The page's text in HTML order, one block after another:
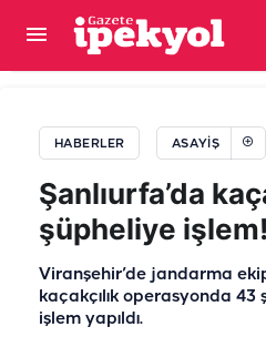
HABERLER ASAYIŞ
Şanlıurfa’da
şüpheliye
Viranşehir’de jandarma
kaçakçılık operasyonda 43
işlem yapıldı.
"Şanlı topraklarda zehire